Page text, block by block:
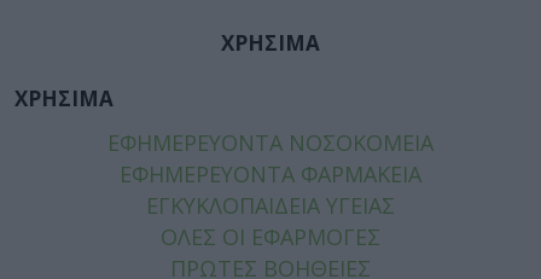
ΧΡΗΣΙΜΑ
ΧΡΗΣΙΜΑ
ΕΦΗΜΕΡΕΥΟΝΤΑ ΝΟΣΟΚΟΜΕΙΑ
ΕΦΗΜΕΡΕΥΟΝΤΑ ΦΑΡΜΑΚΕΙΑ
ΕΓΚΥΚΛΟΠΑΙΔΕΙΑ ΥΓΕΙΑΣ
ΟΛΕΣ ΟΙ ΕΦΑΡΜΟΓΕΣ
ΠΡΩΤΕΣ ΒΟΗΘΕΙΕΣ